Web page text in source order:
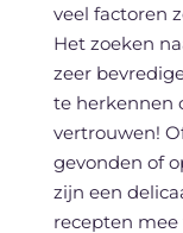
veel factoren
Het zoeken
zeer
te herkennen
vertrouwen!
gevonden of
zijn een
recepten mee